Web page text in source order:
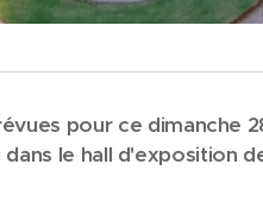
pour ce dimanche
le hall d'exposition